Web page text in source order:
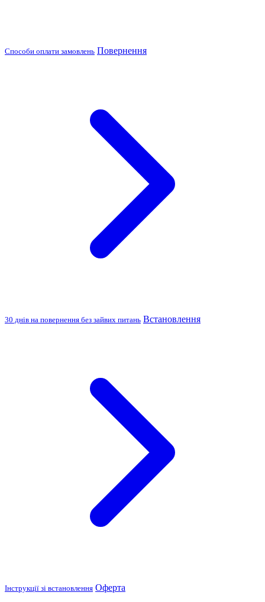
Способи оплати замовлень Повернення
30 днів на повернення без зайвих питань Встановлення
Інструкції зі встановлення Оферта